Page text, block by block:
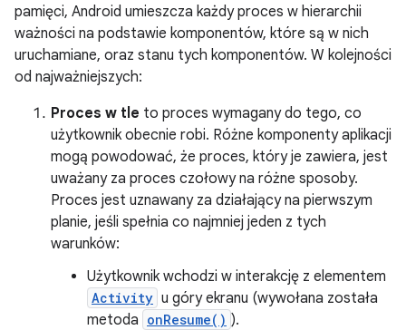
pamięci, Android umieszcza każdy proces w hierarchii
ważności na podstawie komponentów, które są w nich
uruchamiane, oraz stanu tych komponentów. W kolejności
od najważniejszych:
Proces w tle to proces wymagany do tego, co
użytkownik obecnie robi. Różne komponenty aplikacji
mogą powodować, że proces, który je zawiera, jest
uważany za proces czołowy na różne sposoby.
Proces jest uznawany za działający na pierwszym
planie, jeśli spełnia co najmniej jeden z tych
warunków:
Użytkownik wchodzi w interakcję z elementem
Activity u góry ekranu (wywołana została
metoda onResume() ).